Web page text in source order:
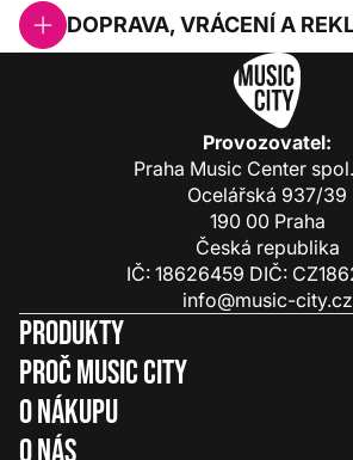
DOPRAVA, VRÁCENÍ A
Provozovatel:
Praha Music Center
Ocelářská 937/39
190 00 Praha
Česká republika
IČ: 18626459 DIČ:
info@music-city.cz
Produkty
Proč Music City
O nákupu
O nás